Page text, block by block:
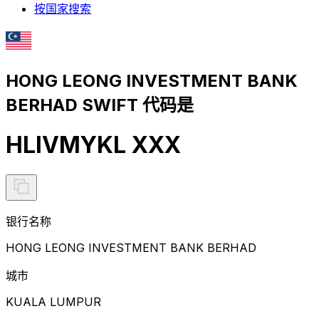
按国家搜索
HONG LEONG INVESTMENT BANK
BERHAD SWIFT 代码是
HLIVMYKL XXX
银行名称
HONG LEONG INVESTMENT BANK BERHAD
城市
KUALA LUMPUR